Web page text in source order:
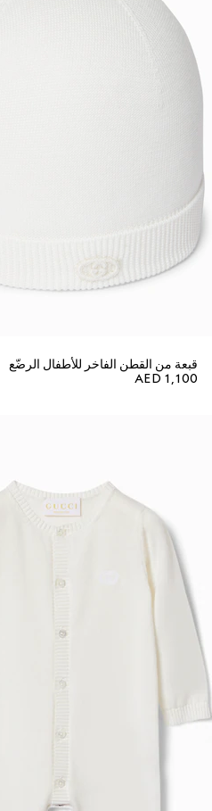
قبعة من القطن الفاخر للأطفال الرضّع
AED 1,100